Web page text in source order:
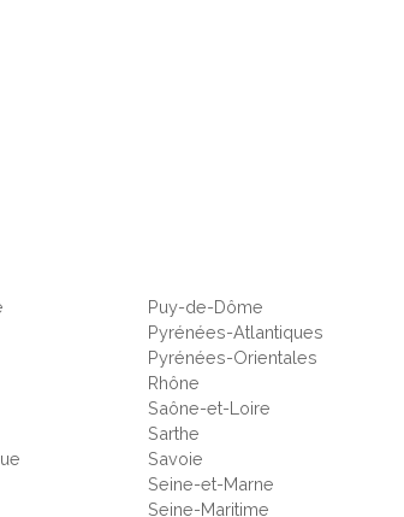
Puy-de-Dôme
Pyrénées-Atlantiques
Pyrénées-Orientales
Rhône
Saône-et-Loire
Sarthe
Savoie
Seine-et-Marne
Seine-Maritime